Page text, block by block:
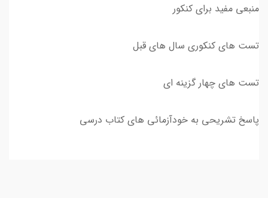
منبعی مفید برای کنکور
تست های کنکوری سال های قبل
تست های چهار گزینه ای
پاسخ تشریحی به خودآزمائی های کتاب درسی